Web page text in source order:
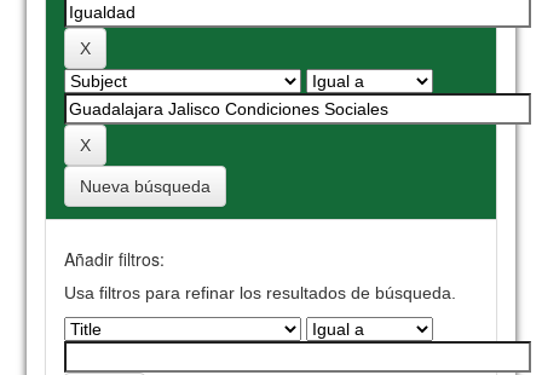
Nueva búsqueda
Añadir filtros:
Usa filtros para refinar los resultados de búsqueda.